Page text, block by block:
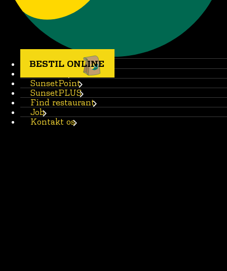
SunsetPoint
SunsetPLUS
Find restaurant
Job
Kontakt os
BESTIL ONLINE